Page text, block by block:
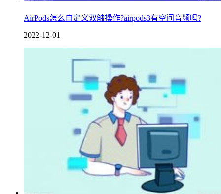
AirPods怎么自定义双触操作?airpods3有空间音频吗?
2022-12-01